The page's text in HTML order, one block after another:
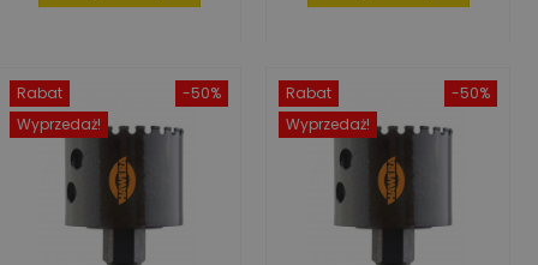
-50%
Rabat
Wyprzedaż!
-50%
Rabat
Wyprzedaż!